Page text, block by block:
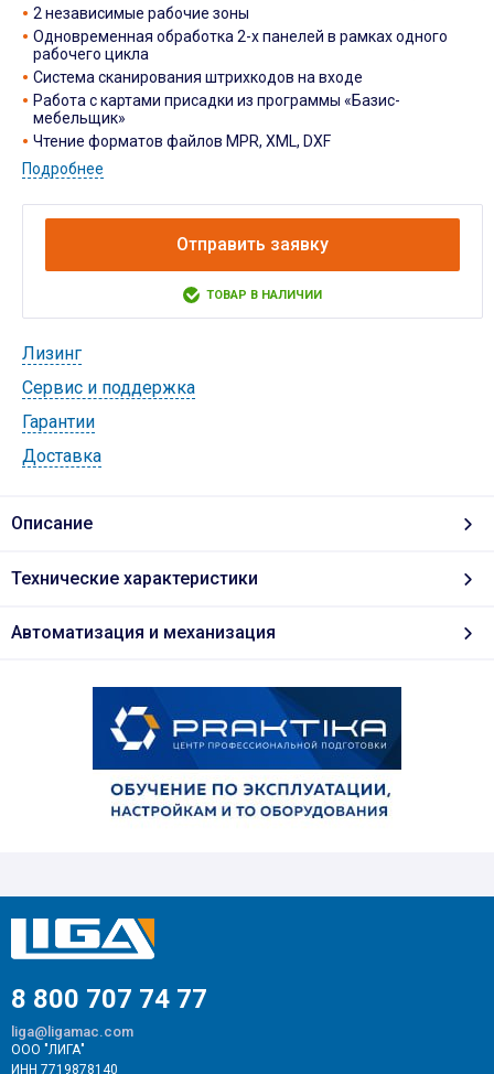
2 независимые рабочие зоны
Одновременная обработка 2-х панелей в рамках одного
рабочего цикла
Система сканирования штрихкодов на входе
Работа с картами присадки из программы «Базис-
мебельщик»
Чтение форматов файлов MPR, XML, DXF
Подробнее
Отправить заявку
ТОВАР В НАЛИЧИИ
Лизинг
Cервис и поддержка
Гарантии
Доставка
Описание
Технические характеристики
Автоматизация и механизация
8 800 707 74 77
liga@ligamac.com
ООО "ЛИГА"
ИНН 7719878140